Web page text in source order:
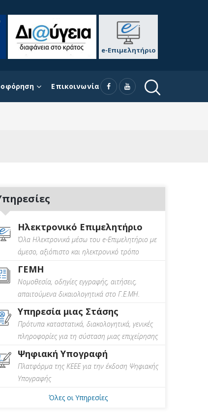
e-Επιμελητήριο
Επικοινωνία
Ηλεκτρονικό Επιμελητήριο
Όλα Ηλεκτρονικά μέσω του e-Επιμελητήριο με
άμεσο, αξιόπιστο και ηλεκτρονικό τρόπο
ΓΕΜΗ
Νομοθεσία, οδηγίες εγγραφής, αιτήσεις,
απαιτούμενα δικαιολογητικά στο Γ.Ε.ΜΗ.
Υπηρεσία μιας Στάσης
Πρότυπα καταστατικά, διακολογητικά, γενικές
πληροφορίες για τη σύσταση μιας επιχείρησης
Ψηφιακή Υπογραφή
Πλατφόρμα της ΚΕΕΕ για την έκδοση Ψηφιακής
Υπογραφής
Όλες οι Υπηρεσίες